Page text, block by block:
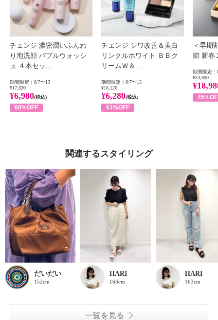
チェンジ 濃密潤いふんわ
り泡洗顔 バブルウォッシ
ュ ４本セッ...
期間限定：8/7〜13
¥17,820
¥6,980(税込)
60%OFF
チェンジ シワ改善＆美白
リンクルホワイト ＢＢク
リームＷ＆...
期間限定：8/7〜13
¥16,126
¥6,280(税込)
61%OFF
＜早期
節 新春
期間限定：
¥34,800
関連するスタイリング
だいだい
152cm
HARI
163cm
HARI
163cm
一覧を見る